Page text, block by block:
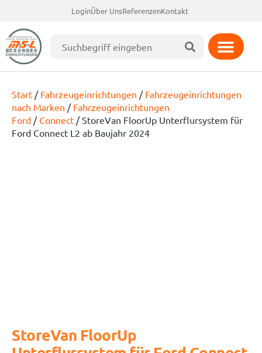
LoginÜber UnsReferenzenKontakt
Start / Fahrzeugeinrichtungen / Fahrzeugeinrichtungen
nach Marken / Fahrzeugeinrichtungen
Ford / Connect / StoreVan FloorUp Unterflursystem für
Ford Connect L2 ab Baujahr 2024
StoreVan FloorUp